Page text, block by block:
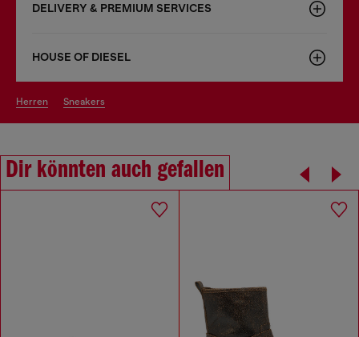
DELIVERY & PREMIUM SERVICES
HOUSE OF DIESEL
herren sneakers
Dir könnten auch gefallen